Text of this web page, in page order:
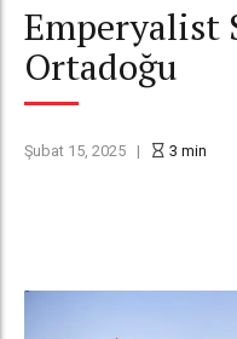
Emperyalist
Ortadoğu
Şubat 15, 2025 3 min